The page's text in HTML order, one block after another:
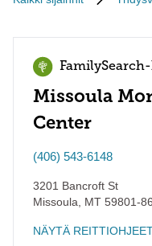
Missoula
Center
(406) 543-6148
3201 Bancroft St
Missoula
MT 59801-
NÄYTÄ